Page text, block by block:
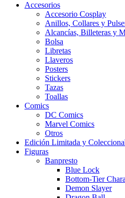
Accesorios
Accesorio Cosplay
Anillos, Collares y
Alcancías, Billeteras y
Bolsa
Libretas
Llaveros
Posters
Stickers
Tazas
Toallas
Comics
DC Comics
Marvel Comics
Otros
Edición Limitada y
Figuras
Banpresto
Blue Lock
Bottom-Tier
Demon Slayer